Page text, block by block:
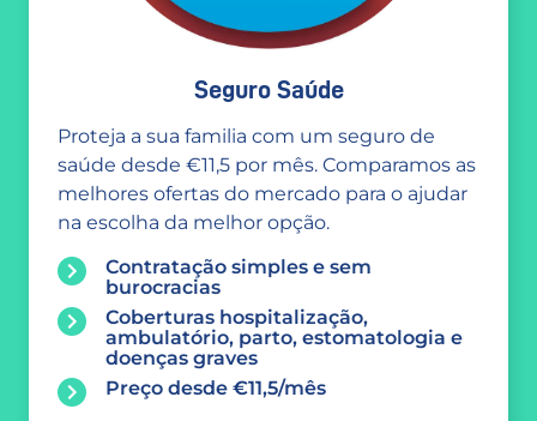
Seguro Saúde
Proteja a sua familia com um seguro de
saúde desde €11,5 por mês. Comparamos as
melhores ofertas do mercado para o ajudar
na escolha da melhor opção.
Contratação simples e sem
burocracias
Coberturas hospitalização,
ambulatório, parto, estomatologia e
doenças graves
Preço desde €11,5/mês